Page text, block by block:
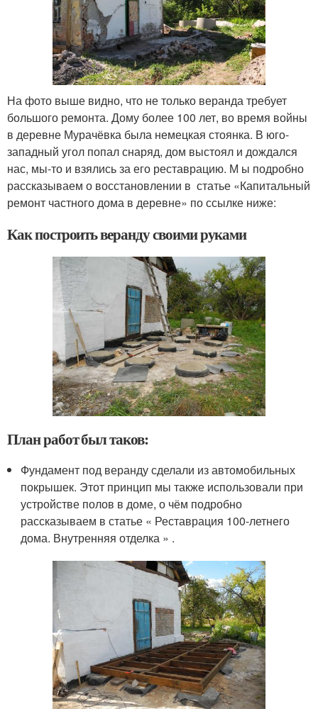
На фото выше видно, что не только веранда требует
большого ремонта. Дому более 100 лет, во время войны
в деревне Мурачёвка была немецкая стоянка. В юго-
западный угол попал снаряд, дом выстоял и дождался
нас, мы-то и взялись за его реставрацию. М ы подробно
рассказываем о восстановлении в статье «Капитальный
ремонт частного дома в деревне» по ссылке ниже:
Как построить веранду своими руками
План работ был таков:
Фундамент под веранду сделали из автомобильных
покрышек. Этот принцип мы также использовали при
устройстве полов в доме, о чём подробно
рассказываем в статье « Реставрация 100-летнего
дома. Внутренняя отделка » .